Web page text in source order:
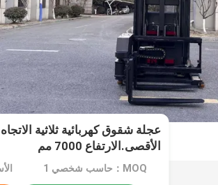
الأقصى.الارتفاع 7000 مم
MOQ：حاسب شخصي 1